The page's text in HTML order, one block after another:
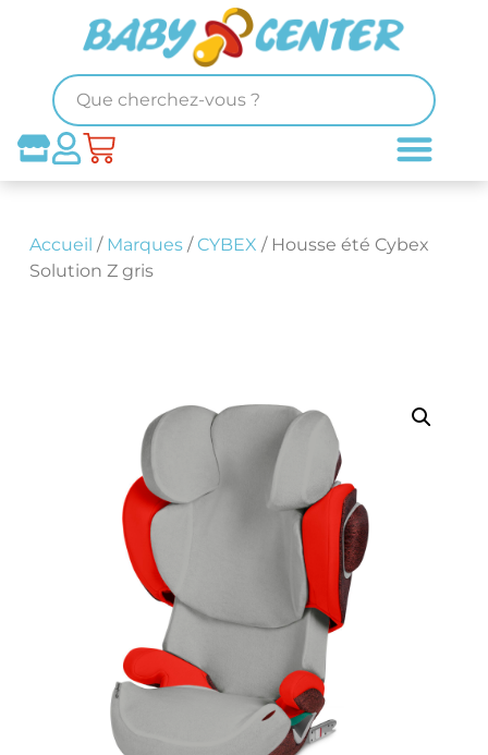
Accueil / Marques/CYBEX / Housse été Cybex
Solution Z gris